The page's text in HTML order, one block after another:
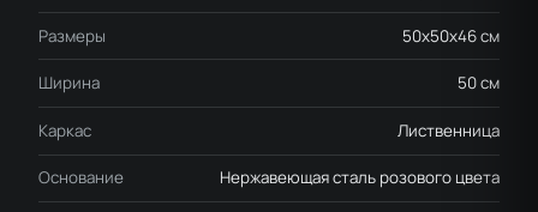
Размеры 50x50x46 см
Ширина 50 см
Каркас Лиственница
Основание Нержавеющая сталь розового цвета